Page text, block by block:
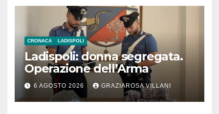
CRONACA LADISPOLI
Ladispoli: donna segregata.
Operazione dell’Arma
6 AGOSTO 2026 GRAZIAROSA VILLANI